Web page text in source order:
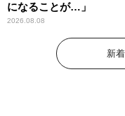
になることが…」
2026.08.08
新